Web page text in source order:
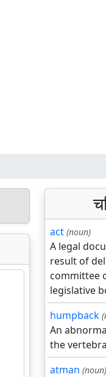
act (noun)
A legal
result of
committee
legislative
humpback
An
the
atman (noun)